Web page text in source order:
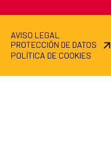
AVISO LEGAL
PROTECCIÓN DE DATOS
POLÍTICA DE COOKIES